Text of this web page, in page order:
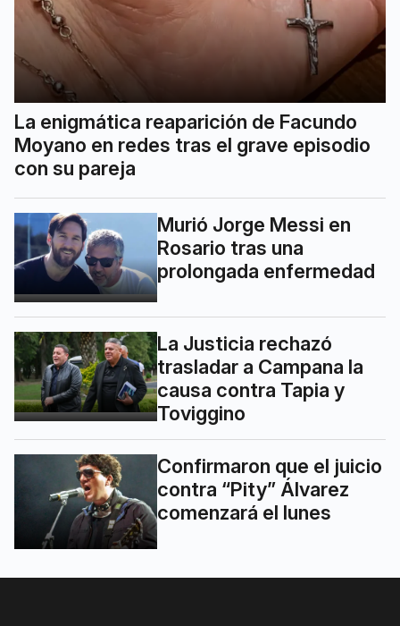
La enigmática reaparición de Facundo
Moyano en redes tras el grave episodio
con su pareja
Murió Jorge Messi en
Rosario tras una
prolongada enfermedad
La Justicia rechazó
trasladar a Campana la
causa contra Tapia y
Toviggino
Confirmaron que el juicio
contra “Pity” Álvarez
comenzará el lunes